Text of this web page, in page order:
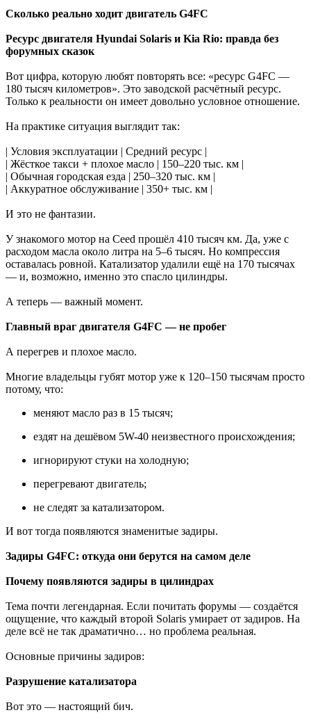
Сколько реально ходит двигатель G4FC
Ресурс двигателя Hyundai Solaris и Kia Rio: правда без
форумных сказок
Вот цифра, которую любят повторять все: «ресурс G4FC —
180 тысяч километров». Это заводской расчётный ресурс.
Только к реальности он имеет довольно условное отношение.
На практике ситуация выглядит так:
| Условия эксплуатации | Средний ресурс |
| Жёсткое такси + плохое масло | 150–220 тыс. км |
| Обычная городская езда | 250–320 тыс. км |
| Аккуратное обслуживание | 350+ тыс. км |
И это не фантазии.
У знакомого мотор на Ceed прошёл 410 тысяч км. Да, уже с
расходом масла около литра на 5–6 тысяч. Но компрессия
оставалась ровной. Катализатор удалили ещё на 170 тысячах
— и, возможно, именно это спасло цилиндры.
А теперь — важный момент.
Главный враг двигателя G4FC — не пробег
А перегрев и плохое масло.
Многие владельцы губят мотор уже к 120–150 тысячам просто
потому, что:
меняют масло раз в 15 тысяч;
ездят на дешёвом 5W-40 неизвестного происхождения;
игнорируют стуки на холодную;
перегревают двигатель;
не следят за катализатором.
И вот тогда появляются знаменитые задиры.
Задиры G4FC: откуда они берутся на самом деле
Почему появляются задиры в цилиндрах
Тема почти легендарная. Если почитать форумы — создаётся
ощущение, что каждый второй Solaris умирает от задиров. На
деле всё не так драматично… но проблема реальная.
Основные причины задиров:
Разрушение катализатора
Вот это — настоящий бич.